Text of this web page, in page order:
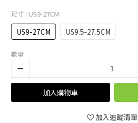
尺寸 : US9-27CM
US9-27CM US9.5-27.5CM
數量
加入購物車
加入追蹤清單